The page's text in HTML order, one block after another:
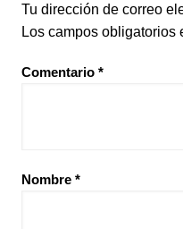
Tu dirección de correo
Los campos obligatorios
Comentario *
Nombre *